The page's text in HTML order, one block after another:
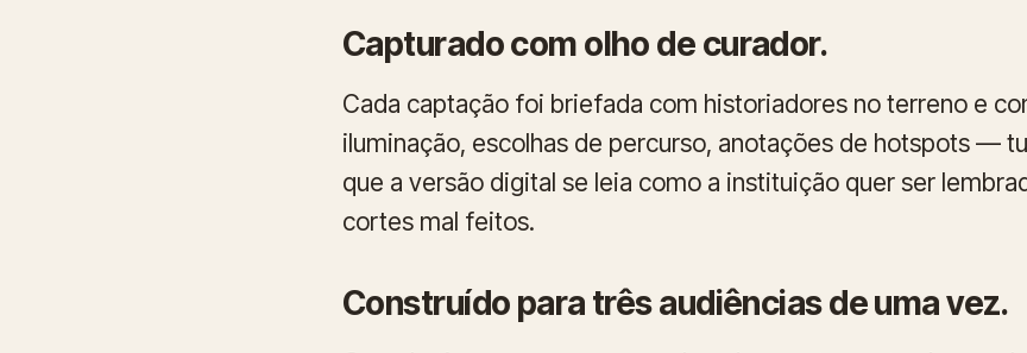
Capturado com olho de curador.
Cada captação foi briefada com historiadores no terreno e
iluminação, escolhas de percurso, anotações de hotspots —
que a versão digital se leia como a instituição quer ser
cortes mal feitos.
Construído para três audiências de uma vez.